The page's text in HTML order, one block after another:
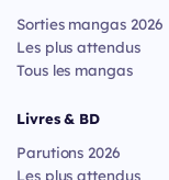
Sorties mangas 2026
Les plus attendus
Tous les mangas
Livres & BD
Parutions 2026
Les plus attendus